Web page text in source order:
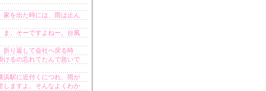
を出た時には、雨は止ん
、そーですよねー。台風
り返して会社へ戻る時
るの忘れてたんで急いで
駅に近付くにつれ、雨が
しますよ。そんなよくわか